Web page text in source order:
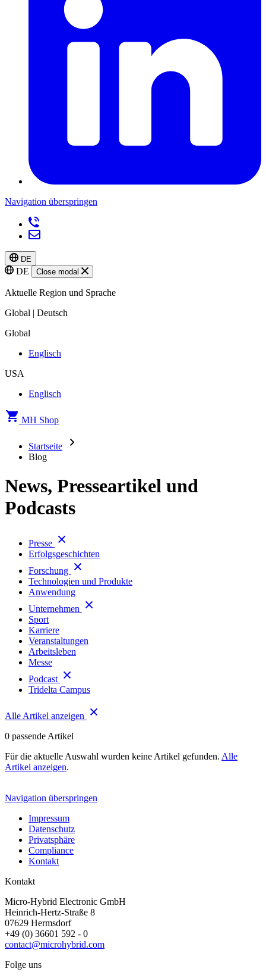
Navigation überspringen
DE
DE Close modal
Aktuelle Region und Sprache
Global | Deutsch
Global
Englisch
USA
Englisch
MH Shop
Startseite
Blog
News, Presseartikel und
Podcasts
Presse
Erfolgsgeschichten
Forschung
Technologien und Produkte
Anwendung
Unternehmen
Sport
Karriere
Veranstaltungen
Arbeitsleben
Messe
Podcast
Tridelta Campus
Alle Artikel anzeigen
0 passende Artikel
Für die aktuelle Auswahl wurden keine Artikel gefunden. Alle
Artikel anzeigen.
Navigation überspringen
Impressum
Datenschutz
Privatsphäre
Compliance
Kontakt
Kontakt
Micro-Hybrid Electronic GmbH
Heinrich-Hertz-Straße 8
07629 Hermsdorf
+49 (0) 36601 592 - 0
contact@microhybrid.com
Folge uns